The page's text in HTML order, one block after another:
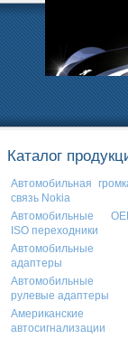
Каталог
Автомобильная
связь Nokia
Автомобильные
ISO переходники
Автомобильные
адаптеры
Автомобильные
рулевые адаптеры
Американские
автосигнализации